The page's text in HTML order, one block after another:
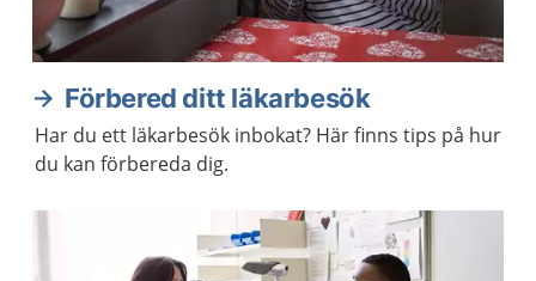
Förbered ditt läkarbesök
Har du ett läkarbesök inbokat? Här finns tips på hur
du kan förbereda dig.